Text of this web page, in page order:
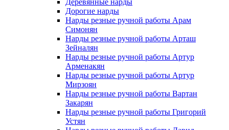
Деревянные нарды
Дорогие нарды
Нарды резные ручной работы Арам
Симонян
Нарды резные ручной работы Арташ
Зейналян
Нарды резные ручной работы Артур
Арменакян
Нарды резные ручной работы Артур
Мирзоян
Нарды резные ручной работы Вартан
Закарян
Нарды резные ручной работы Григорий
Устян